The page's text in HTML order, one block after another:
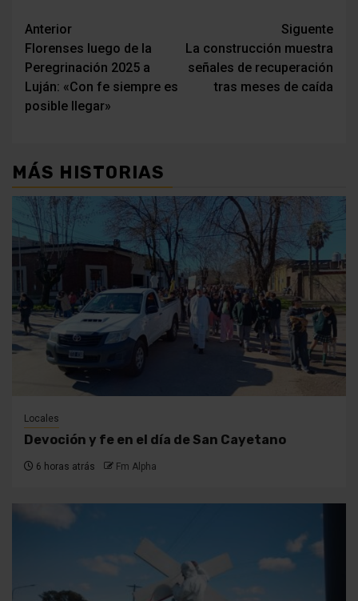
Navegación
de
entradas
Anterior
Florenses luego de la
Peregrinación 2025 a
Luján: «Con fe siempre es
posible llegar»
Siguente
La construcción muestra
señales de recuperación
tras meses de caída
MÁS HISTORIAS
Locales
Devoción y fe en el día de San Cayetano
6 horas atrás Fm Alpha